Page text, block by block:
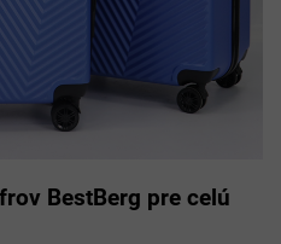
BestBerg pre celú